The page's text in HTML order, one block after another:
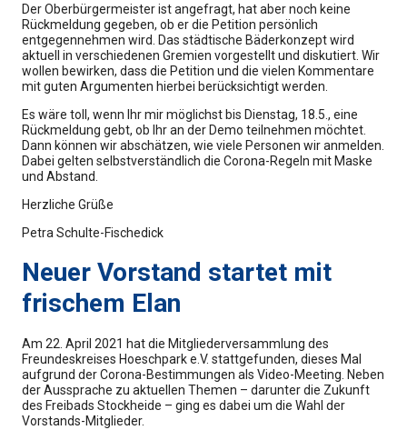
Der Oberbürgermeister ist angefragt, hat aber noch keine
Rückmeldung gegeben, ob er die Petition persönlich
entgegennehmen wird. Das städtische Bäderkonzept wird
aktuell in verschiedenen Gremien vorgestellt und diskutiert. Wir
wollen bewirken, dass die Petition und die vielen Kommentare
mit guten Argumenten hierbei berücksichtigt werden.
Es wäre toll, wenn Ihr mir möglichst bis Dienstag, 18.5., eine
Rückmeldung gebt, ob Ihr an der Demo teilnehmen möchtet.
Dann können wir abschätzen, wie viele Personen wir anmelden.
Dabei gelten selbstverständlich die Corona-Regeln mit Maske
und Abstand.
Herzliche Grüße
Petra Schulte-Fischedick
Neuer Vorstand startet mit
frischem Elan
Am 22. April 2021 hat die Mitgliederversammlung des
Freundeskreises Hoeschpark e.V. stattgefunden, dieses Mal
aufgrund der Corona-Bestimmungen als Video-Meeting. Neben
der Aussprache zu aktuellen Themen – darunter die Zukunft
des Freibads Stockheide – ging es dabei um die Wahl der
Vorstands-Mitglieder.